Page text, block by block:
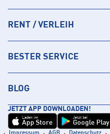
RENT / VERLEIH
BESTER SERVICE
BLOG
JETZT APP DOWNLOADEN!
Laden im
App Store
Jetzt bei
Google Play